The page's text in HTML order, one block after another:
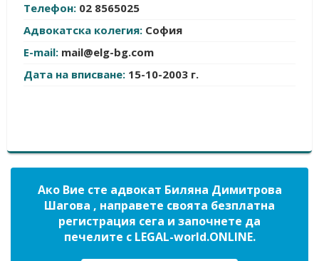
Телефон: 02 8565025
Адвокатска колегия: София
E-mail: mail@elg-bg.com
Дата на вписване: 15-10-2003 г.
Ако Вие сте адвокат Биляна Димитрова
Шагова , направете своята безплатна
регистрация сега и започнете да
печелите с LEGAL-world.ONLINE.